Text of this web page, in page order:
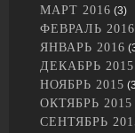
МАРТ 2016 (3)
ФЕВРАЛЬ 2016
ЯНВАРЬ 2016
ДЕКАБРЬ 2015
НОЯБРЬ 2015
ОКТЯБРЬ 2015
СЕНТЯБРЬ